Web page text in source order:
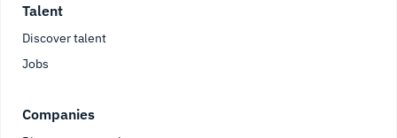
Talent
Discover talent
Jobs
Companies